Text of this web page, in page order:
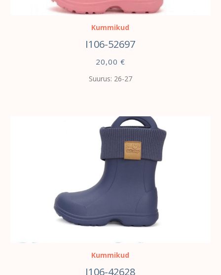
VALI
Kummikud
I106-52697
20,00 €
Suurus: 26-27
Kummikud
I106-42628